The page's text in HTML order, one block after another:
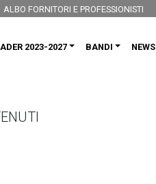
ALBO FORNITORI E PROFESSIONISTI
2023-2027 BANDI NEWS